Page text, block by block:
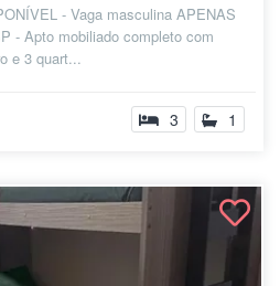
- Vaga masculina APENAS
- Apto mobiliado completo com
e 3 quart...
3 1